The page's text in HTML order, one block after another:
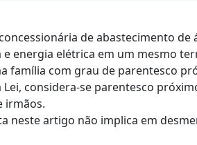
de abastecimento de
e energia elétrica em um mesmo
família com grau de parentesco
Lei, considera-se parentesco
irmãos.
neste artigo não implica em